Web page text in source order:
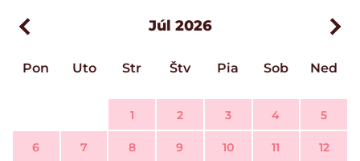
Júl 2026
Pon Uto Str Štv Pia Sob Ned
1 2 3 4 5
6 7 8 9 10 11 12